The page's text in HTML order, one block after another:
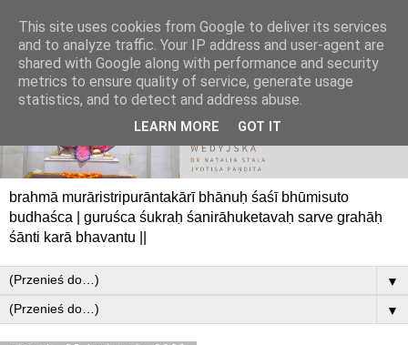
brahmā murāristripurāntakārī bhānuḥ śaśī bhūmisuto
budhaśca | guruśca śukraḥ śanirāhuketavaḥ sarve grahāḥ
śānti karā bhavantu ||
▼
▼
This site uses cookies from Google to deliver its services
and to analyze traffic. Your IP address and user-agent are
shared with Google along with performance and security
metrics to ensure quality of service, generate usage
statistics, and to detect and address abuse.
LEARN MORE GOT IT